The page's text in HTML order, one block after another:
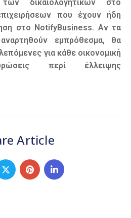
δικαιολογητικών στο
που έχουν ήδη
στο NotifyBusiness. Αν τα
αναρτηθούν εμπρόθεσμα, θα
για κάθε οικονομική
περί έλλειψης
Article